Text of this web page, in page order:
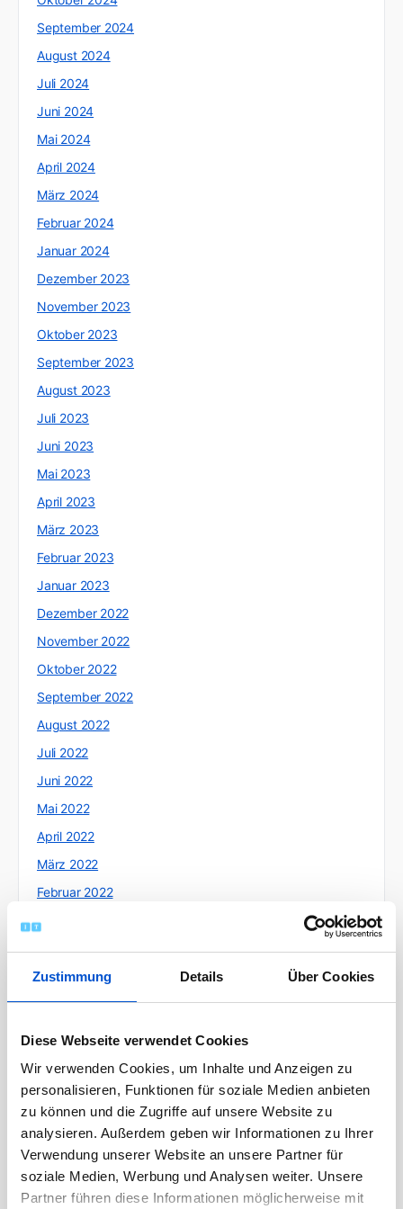
Zustimmung Details Über Cookies
Diese Webseite verwendet Cookies
Wir verwenden Cookies, um Inhalte und Anzeigen zu
personalisieren, Funktionen für soziale Medien anbieten
zu können und die Zugriffe auf unsere Website zu
analysieren. Außerdem geben wir Informationen zu Ihrer
Verwendung unserer Website an unsere Partner für
soziale Medien, Werbung und Analysen weiter. Unsere
Partner führen diese Informationen möglicherweise mit
September 2024
August 2024
Juli 2024
Juni 2024
Mai 2024
April 2024
März 2024
Februar 2024
Januar 2024
Dezember 2023
November 2023
Oktober 2023
September 2023
August 2023
Juli 2023
Juni 2023
Mai 2023
April 2023
März 2023
Februar 2023
Januar 2023
Dezember 2022
November 2022
Oktober 2022
September 2022
August 2022
Juli 2022
Juni 2022
Mai 2022
April 2022
März 2022
Februar 2022
Januar 2022
November 2021
Oktober 2021
Juli 2021
Juni 2021
Mai 2021
April 2021
März 2021